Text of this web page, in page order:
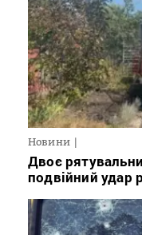
Новини
Двоє
подвійний удар